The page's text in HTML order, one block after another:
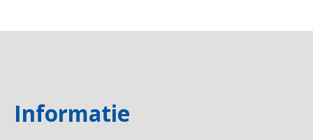
Informatie